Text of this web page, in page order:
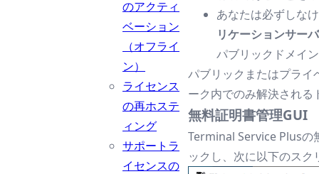
のアクティ
ベーション
（オフライ
ン）
ライセンス
の再ホステ
ィング
サポートラ
イセンスの
あなたは必ずしな
リケーションサー
パブリックドメイ
パブリックまたはプライ
ーク内でのみ解決され
無料証明書管理GUI
Terminal Service Plusの
ックし、次に以下のス